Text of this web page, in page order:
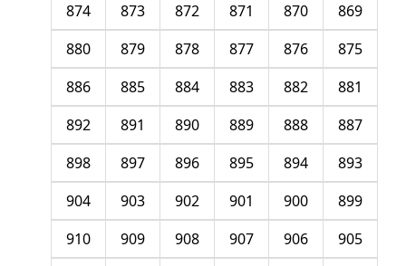
869
870
871
872
873
874
875
876
877
878
879
880
881
882
883
884
885
886
887
888
889
890
891
892
893
894
895
896
897
898
899
900
901
902
903
904
905
906
907
908
909
910